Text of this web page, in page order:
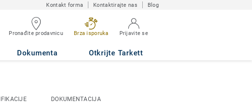
Kontakt forma Kontaktirajte nas Blog
Pronađite prodavnicu Brza isporuka Prijavite se
Dokumenta Otkrijte Tarkett
DOKUMENTACIJA